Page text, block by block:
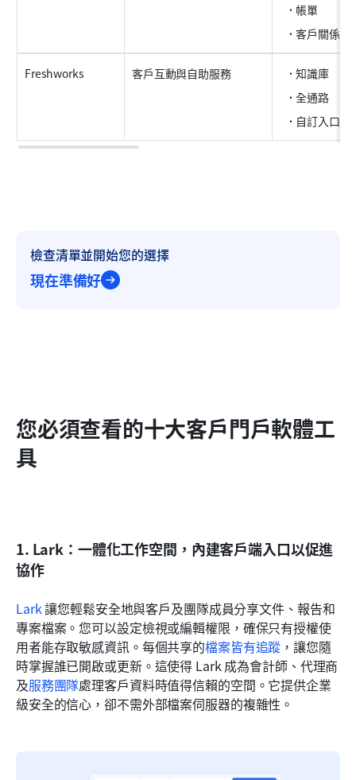
帳單
客戶關係管
Freshworks 客戶互動與自助服務
知識庫
全通路
自訂入口網
檢查清單並開始您的選擇
現在準備好
您必須查看的十大客戶門戶軟體工
具
1. Lark：一體化工作空間，內建客戶端入口以促進
協作
Lark 讓您輕鬆安全地與客戶及團隊成員分享文件、報告和
專案檔案。您可以設定檢視或編輯權限，確保只有授權使
用者能存取敏感資訊。每個共享的檔案皆有追蹤 ，讓您隨
時掌握誰已開啟或更新。這使得 Lark 成為會計師、代理商
及服務團隊處理客戶資料時值得信賴的空間。它提供企業
級安全的信心，卻不需外部檔案伺服器的複雜性。